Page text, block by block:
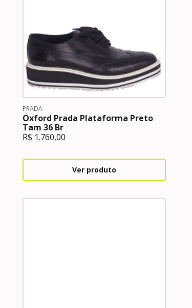
PRADA
Oxford Prada Plataforma Preto
Tam 36 Br
R$ 1.760,00
Ver produto